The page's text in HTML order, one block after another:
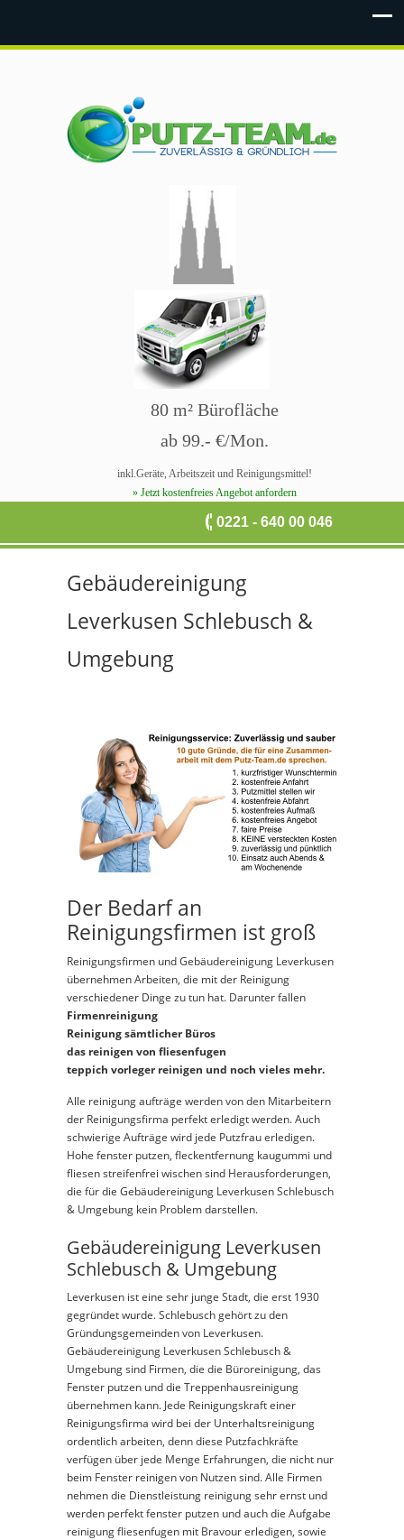
80 m² Bürofläche
ab 99.- €/Mon.
inkl.Geräte, Arbeitszeit und Reinigungsmittel!
» Jetzt kostenfreies Angebot anfordern
0221 - 640 00 046
Gebäudereinigung
Leverkusen Schlebusch &
Umgebung
Der Bedarf an
Reinigungsfirmen ist groß
Reinigungsfirmen und Gebäudereinigung Leverkusen
übernehmen Arbeiten, die mit der Reinigung
verschiedener Dinge zu tun hat. Darunter fallen
Firmenreinigung
Reinigung sämtlicher Büros
das reinigen von fliesenfugen
teppich vorleger reinigen und noch vieles mehr.
Alle reinigung aufträge werden von den Mitarbeitern
der Reinigungsfirma perfekt erledigt werden. Auch
schwierige Aufträge wird jede Putzfrau erledigen.
Hohe fenster putzen, fleckentfernung kaugummi und
fliesen streifenfrei wischen sind Herausforderungen,
die für die Gebäudereinigung Leverkusen Schlebusch
& Umgebung kein Problem darstellen.
Gebäudereinigung Leverkusen
Schlebusch & Umgebung
Leverkusen ist eine sehr junge Stadt, die erst 1930
gegründet wurde. Schlebusch gehört zu den
Gründungsgemeinden von Leverkusen.
Gebäudereinigung Leverkusen Schlebusch &
Umgebung sind Firmen, die die Büroreinigung, das
Fenster putzen und die Treppenhausreinigung
übernehmen kann. Jede Reinigungskraft einer
Reinigungsfirma wird bei der Unterhaltsreinigung
ordentlich arbeiten, denn diese Putzfachkräfte
verfügen über jede Menge Erfahrungen, die nicht nur
beim Fenster reinigen von Nutzen sind. Alle Firmen
nehmen die Dienstleistung reinigung sehr ernst und
werden perfekt fenster putzen und auch die Aufgabe
reinigung fliesenfugen mit Bravour erledigen, sowie